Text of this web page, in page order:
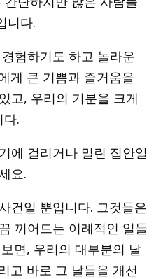
니다.
험하기도 하고 놀라운
게 큰 기쁨과 즐거움을
고, 우리의 기분을 크게
.
에 걸리거나 밀린 집안일
요.
건일 뿐입니다. 그것들은
끼어드는 이례적인 일들
면, 우리의 대부분의 날
고 바로 그 날들을 개선